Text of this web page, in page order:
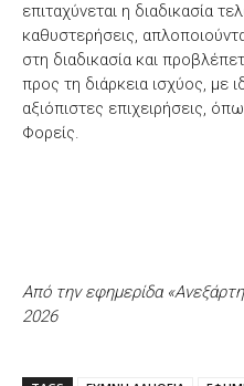
επιταχύνεται η διαδικασία
καθυστερήσεις,
στη διαδικασία και
προς τη διάρκεια ισχύος, με
αξιόπιστες επιχειρήσεις,
Φορείς.
Από την εφημερίδα
2026